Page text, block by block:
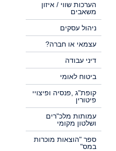
הערכות שווי / איזון
משאבים
ניהול עסקים
עצמאי או חברה?
דיני עבודה
ביטוח לאומי
קופת"ג ,פנסיה ופיצויי
פיטורין
עמותות מלכ"רים
ושלטון מקומי
ספר "הוצאות מוכרות
במס"